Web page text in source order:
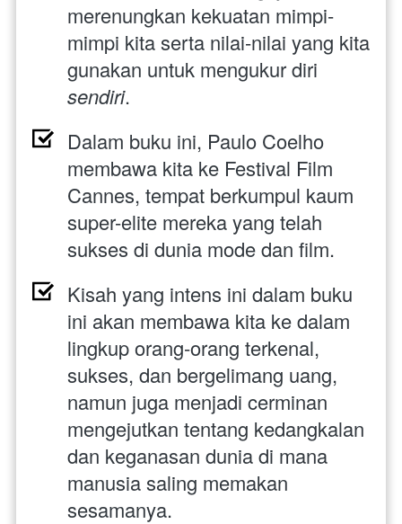
merenungkan kekuatan mimpi-
mimpi kita serta nilai-nilai yang kita
gunakan untuk mengukur diri
sendiri.
Dalam buku ini, Paulo Coelho
membawa kita ke Festival Film
Cannes, tempat berkumpul kaum
super-elite mereka yang telah
sukses di dunia mode dan film.
Kisah yang intens ini dalam buku
ini akan membawa kita ke dalam
lingkup orang-orang terkenal,
sukses, dan bergelimang uang,
namun juga menjadi cerminan
mengejutkan tentang kedangkalan
dan keganasan dunia di mana
manusia saling memakan
sesamanya.